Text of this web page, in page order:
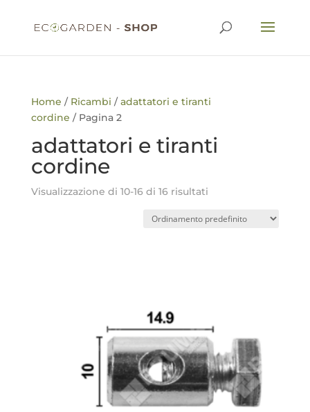
Home / Ricambi /adattatori e tiranti
cordine / Pagina 2
adattatori e tiranti
cordine
Visualizzazione di 10-16 di 16 risultati